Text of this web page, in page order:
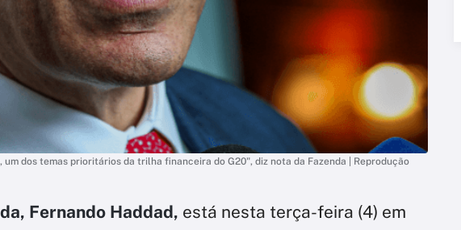
dos temas prioritários da trilha financeira do G20", diz nota da Fazenda | Reprodução
Fernando Haddad, está nesta terça-feira (4) em